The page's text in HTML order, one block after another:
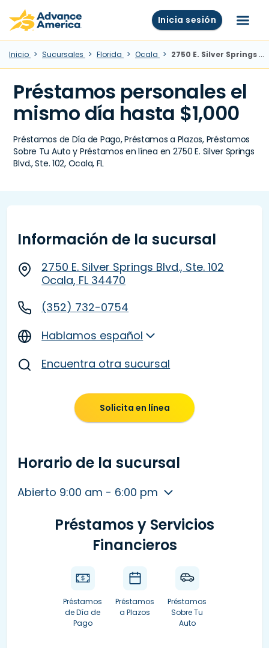
Skip to main content
Advance America home Inicia sesión Menú
Inicio Sucursales Florida Ocala 2750 E. Silver Springs Blvd., Ste. 102, Ocala, FL
Préstamos personales el
mismo día hasta $1,000
Préstamos de Día de Pago, Préstamos a Plazos, Préstamos
Sobre Tu Auto y Préstamos en línea en 2750 E. Silver Springs
Blvd., Ste. 102, Ocala, FL
Información de la sucursal
2750 E. Silver Springs Blvd., Ste. 102
Ocala, FL 34470
(352) 732-0754
Hablamos español
Encuentra otra sucursal
Solicita en línea
Horario de la sucursal
Abierto 9:00 am - 6:00 pm
Préstamos y Servicios
Financieros
Préstamos
de Día de
Pago
Préstamos
a Plazos
Préstamos
Sobre Tu
Auto